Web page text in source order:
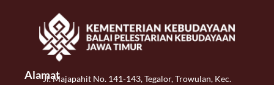
AlamatJl. Majapahit No. 141-143, Tegalor, Trowulan, Kec.